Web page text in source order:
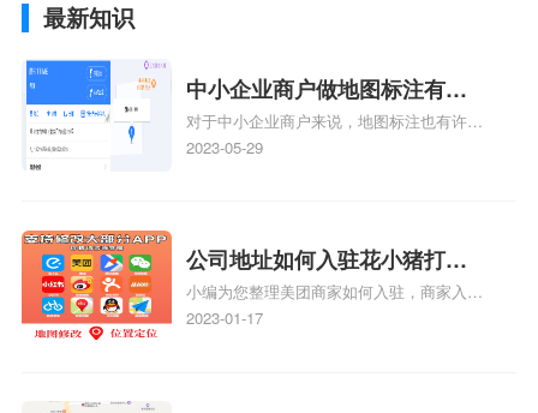
最新知识
中小企业商户做地图标注有什
么好处
对于中小企业商户来说，地图标注也有许多
好处，包括：提高可见性和曝光率：通过在
位置，增加商户被发现的机会。方便客户导
航：地图标注可以帮助客户更容易地找到商
户的实际位置。特别是对于新客户或不熟悉
该地区的客户来说，地图标注可以提供明确
2023-05-29
公司地址如何入驻花小猪打车
地图标记？指路人地图标注服
务中心铺如何入驻花小猪打车
小编为您整理美团商家如何入驻，商家入驻
教程、商家如何入驻地图、如何入驻地:、
2023-01-17